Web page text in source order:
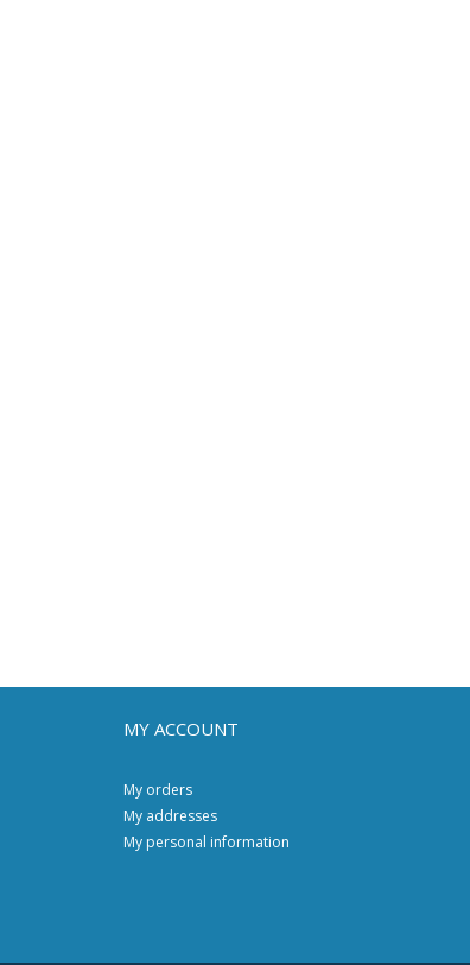
MY ACCOUNT
My orders
My addresses
My personal information